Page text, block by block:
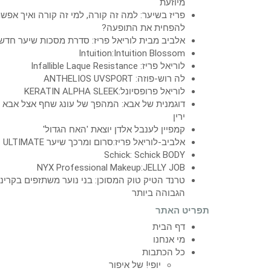
מיוזעת
פריז בשיער: למה זה קורה, למי זה קורה ואיך
להפחית את התופעה?
אלביב מבית לוריאל פריז: סדרת מסכות שיער
Intuition:Intuition Blossom
לוריאל פריז: Infallible Laque Resistance
לה רוש-פוזה: ANTHELIOS UVSPORT
לוריאל פרופסיונל:KERATIN ALPHA SLEEK
דוגמנית של אבא: המהפך של עונג שחף אצל אבא
ירין
קמפיין לענבל אלדן יוצאת 'האח הגדול'
אלביב-לוריאל פריז:סרום ומרכך שיער ULTIMATE
Schick: Schick BODY
NYX Professional Makeup:JELLY JOB
טרנד הטיק טוק המסוכן: בני נוער משתזפים
הגבוהה ביותר
תפריט האתר
דף הבית
מי אנחנו
כל הכתבות
יופי! של איפור